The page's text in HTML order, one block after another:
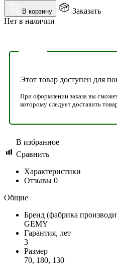
В корзину
Заказать
Нет в наличии
Этот товар доступен для
При оформлении заказа вы
которому следует доставить
В избранное
Сравнить
Характеристики
Отзывы 0
Общие
Бренд (фабрика
GEMY
Гарантия, лет
3
Размер
70, 180, 130